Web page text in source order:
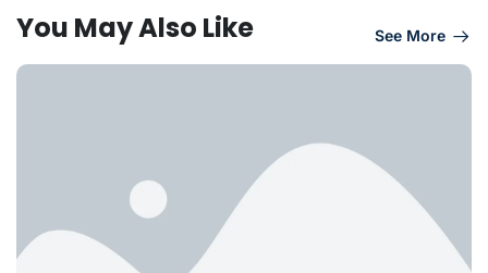
You May Also Like See More